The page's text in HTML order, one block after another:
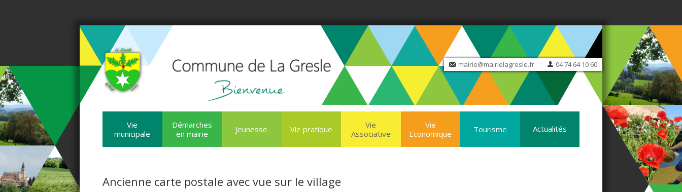
mairie@mairielagresle.fr 04 74 64 10 60
Vie
municipale
Démarches
en mairie
Jeunesse Vie pratique
Vie
Associative
Vie
Economique
Tourisme Actualités
Ancienne carte postale avec vue sur le village